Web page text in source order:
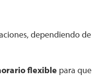
dependiendo de
flexible para que